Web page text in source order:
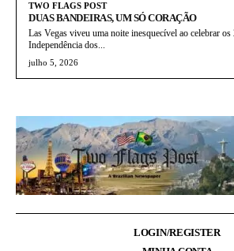
TWO FLAGS POST
DUAS BANDEIRAS, UM SÓ CORAÇÃO
Las Vegas viveu uma noite inesquecível ao celebrar os
Independência dos...
julho 5, 2026
LOGIN/REGISTER